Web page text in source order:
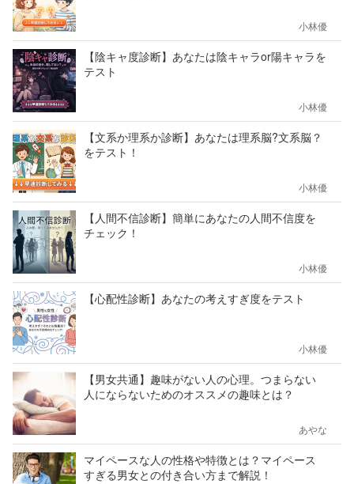
小林優
【陰キャ度診断】あなたは陰キャラor陽キャラを
テスト
小林優
【文系か理系か診断】あなたは理系脳?文系脳？
をテスト！
小林優
【人間不信診断】簡単にあなたの人間不信度を
チェック！
小林優
【心配性診断】あなたの考えすぎ度をテスト
小林優
【男女共通】趣味がない人の心理。つまらない
人にならないためのオススメの趣味とは？
あやな
マイペースな人の性格や特徴とは？マイペース
すぎる男女との付き合い方まで解説！